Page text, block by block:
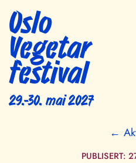
Oslo
Vegetar
festival
29.-30. mai 2027
←
PUBLISERT: